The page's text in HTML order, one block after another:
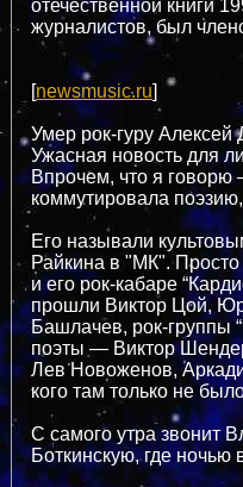
отечественной книги
журналистов, был
[newsmusic.ru]
Умер рок-гуру Алексей
Ужасная новость для
Впрочем, что я говорю
коммутировала
Его называли
Райкина в "МК". Просто
и его рок-кабаре
прошли Виктор Цой,
Башлачев, рок-группы
поэты — Виктор
Лев Новоженов,
кого там только не
С самого утра звонит
Боткинскую, где